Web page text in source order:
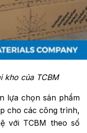
kho của TCBM
lựa chọn sản phẩm
cho các công trình,
với TCBM theo số